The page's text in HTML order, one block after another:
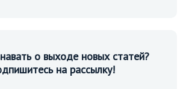
о выходе новых статей?
на рассылку!